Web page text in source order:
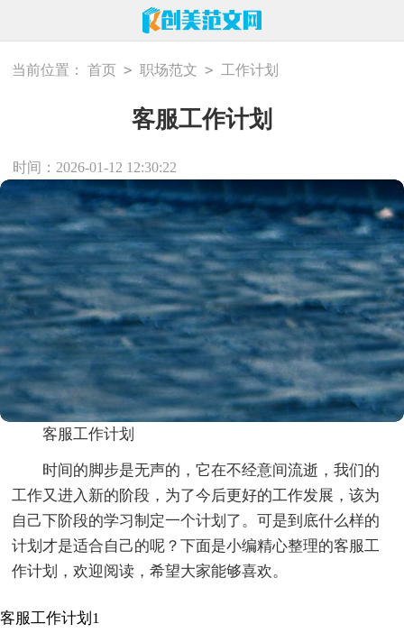
当前位置： 首页 > 职场范文 > 工作计划
客服工作计划
时间：2026-01-12 12:30:22
客服工作计划
时间的脚步是无声的，它在不经意间流逝，我们的
工作又进入新的阶段，为了今后更好的工作发展，该为
自己下阶段的学习制定一个计划了。可是到底什么样的
计划才是适合自己的呢？下面是小编精心整理的客服工
作计划，欢迎阅读，希望大家能够喜欢。
客服工作计划1